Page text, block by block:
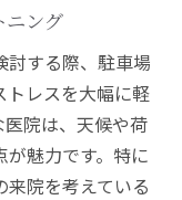
トニング選び
ワイトニング
視すべき安心
ング医院を見
ニング
討する際、駐車場
トレスを大幅に軽
院は、天候や荷
魅力です。特に
院を考えている